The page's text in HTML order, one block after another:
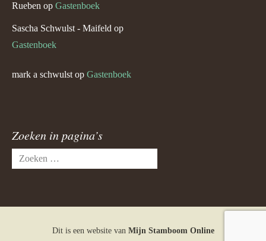
Rueben op Gastenboek
Sascha Schwulst - Maifeld op
Gastenboek
mark a schwulst op Gastenboek
Zoeken in pagina’s
Zoeken
naar:
Dit is een website van Mijn Stamboom Online